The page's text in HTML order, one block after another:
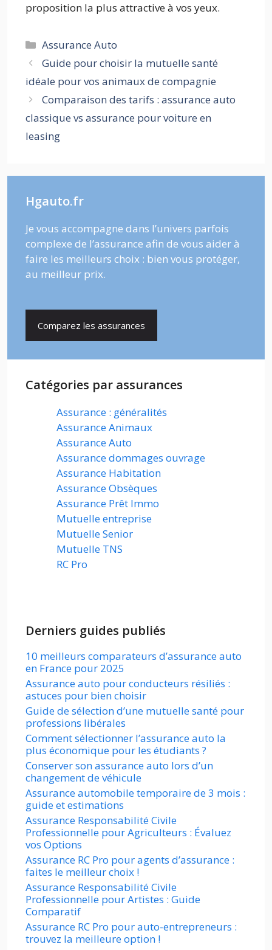
proposition la plus attractive à vos yeux.
Catégories
Assurance Auto
Guide pour choisir la mutuelle santé
idéale pour vos animaux de compagnie
Comparaison des tarifs : assurance auto
classique vs assurance pour voiture en
leasing
Hgauto.fr
Je vous accompagne dans l’univers parfois
complexe de l’assurance afin de vous aider à
faire les meilleurs choix : bien vous protéger,
au meilleur prix.
Comparez les assurances
Catégories par assurances
Assurance : généralités
Assurance Animaux
Assurance Auto
Assurance dommages ouvrage
Assurance Habitation
Assurance Obsèques
Assurance Prêt Immo
Mutuelle entreprise
Mutuelle Senior
Mutuelle TNS
RC Pro
Derniers guides publiés
10 meilleurs comparateurs d’assurance auto
en France pour 2025
Assurance auto pour conducteurs résiliés :
astuces pour bien choisir
Guide de sélection d’une mutuelle santé pour
professions libérales
Comment sélectionner l’assurance auto la
plus économique pour les étudiants ?
Conserver son assurance auto lors d’un
changement de véhicule
Assurance automobile temporaire de 3 mois :
guide et estimations
Assurance Responsabilité Civile
Professionnelle pour Agriculteurs : Évaluez
vos Options
Assurance RC Pro pour agents d’assurance :
faites le meilleur choix !
Assurance Responsabilité Civile
Professionnelle pour Artistes : Guide
Comparatif
Assurance RC Pro pour auto-entrepreneurs :
trouvez la meilleure option !